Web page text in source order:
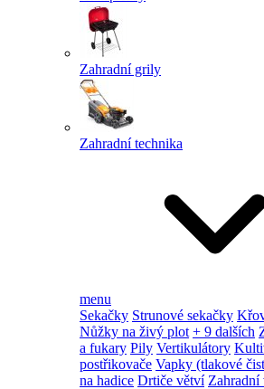
Zahradní grily
Zahradní technika
menu
Sekačky Strunové sekačky
Nůžky na živý plot + 9 dalších
a fukary Pily Vertikulátory
postřikovače Vapky (tlakové
na hadice Drtiče větví Zahradní